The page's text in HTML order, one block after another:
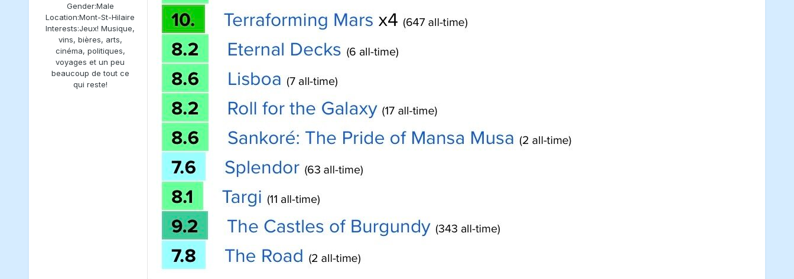
Gender:Male
Location:Mont-St-Hilaire
Interests:Jeux! Musique,
vins, bières, arts,
cinéma, politiques,
voyages et un peu
beaucoup de tout ce
qui reste!